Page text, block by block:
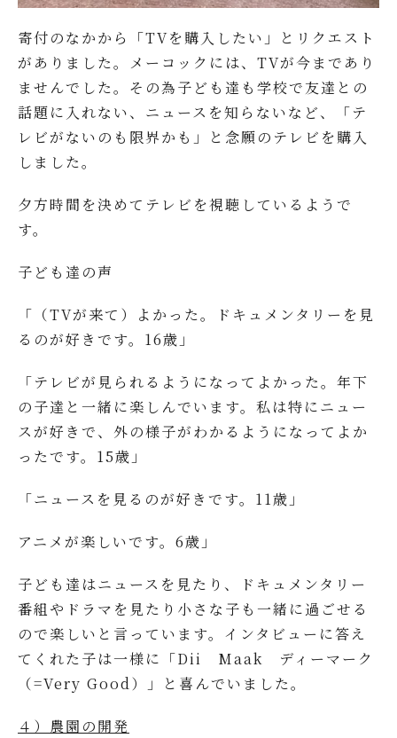
寄付のなかから「TVを購入したい」とリクエスト
がありました。メーコックには、TVが今まであり
ませんでした。その為子ども達も学校で友達との
話題に入れない、ニュースを知らないなど、「テ
レビがないのも限界かも」と念願のテレビを購入
しました。
夕方時間を決めてテレビを視聴しているようで
す。
子ども達の声
「（TVが来て）よかった。ドキュメンタリーを見
るのが好きです。16歳」
「テレビが見られるようになってよかった。年下
の子達と一緒に楽しんでいます。私は特にニュー
スが好きで、外の様子がわかるようになってよか
ったです。15歳」
「ニュースを見るのが好きです。11歳」
アニメが楽しいです。6歳」
子ども達はニュースを見たり、ドキュメンタリー
番組やドラマを見たり小さな子も一緒に過ごせる
ので楽しいと言っています。インタビューに答え
てくれた子は一様に「Dii Maak ディーマーク
（=Very Good）」と喜んでいました。
４）農園の開発